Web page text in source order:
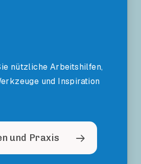
nützliche Arbeitshilfen,
und Inspiration
und Praxis